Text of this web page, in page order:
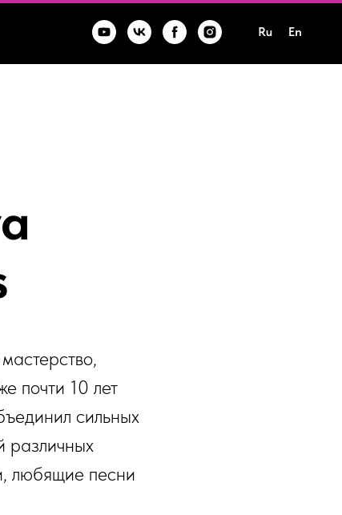
Ru En
почти 10 лет
сильных
различных
любящие песни